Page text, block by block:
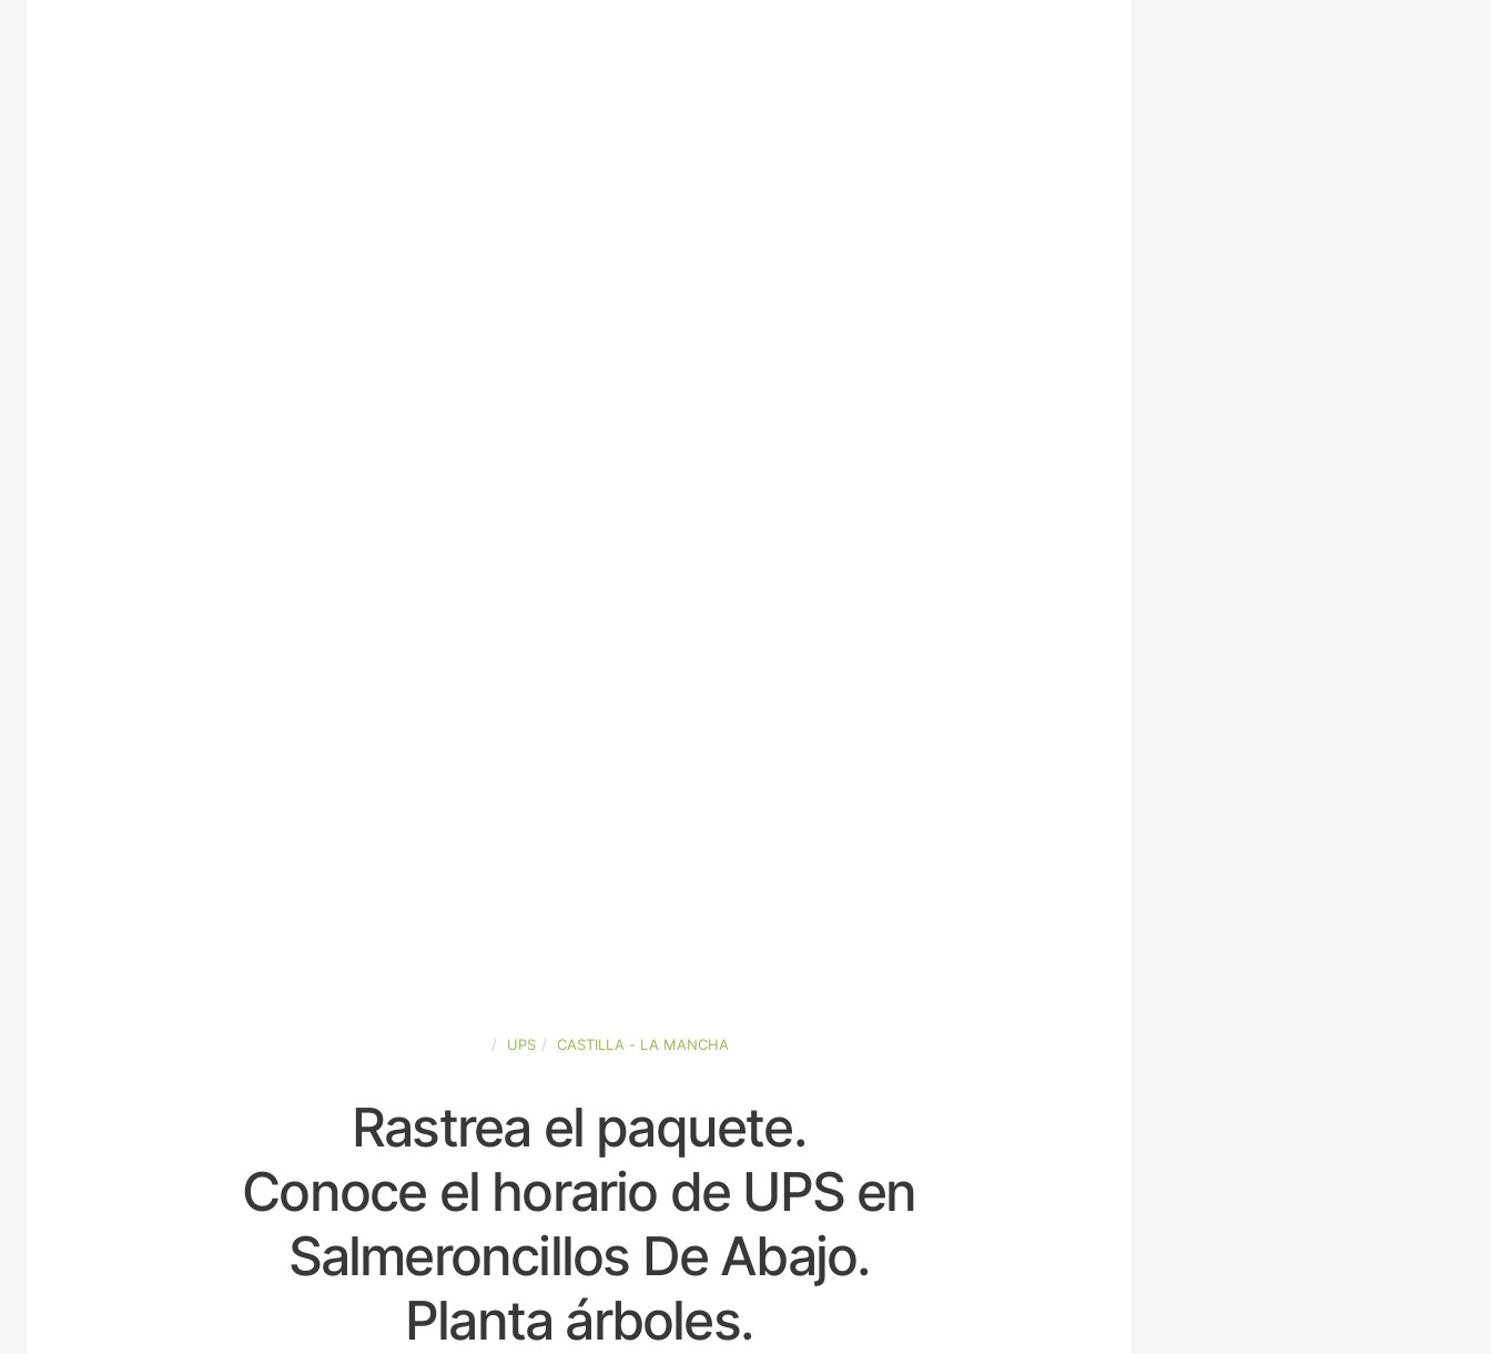
UPS CASTILLA - LA MANCHA
Rastrea el paquete.
Conoce el horario de UPS en
Salmeroncillos De Abajo.
Planta árboles.